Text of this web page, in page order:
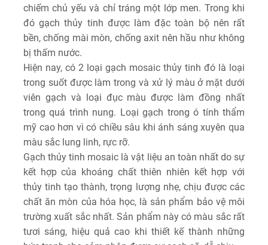
chiếm chủ yếu và chỉ tráng một lớp men. Trong khi
đó gạch thủy tinh được làm đặc toàn bộ nên rất
bền, chống mài mòn, chống axit nên hầu như không
bị thấm nước.
Hiện nay, có 2 loại gạch mosaic thủy tinh đó là loại
trong suốt được làm trong và xử lý màu ở mặt dưới
viên gạch và loại đục màu được làm đồng nhất
trong quá trình nung. Loại gạch trong ó tính thẩm
mỹ cao hơn vì có chiều sâu khi ánh sáng xuyên qua
màu sắc lung linh, rực rỡ.
Gạch thủy tinh mosaic là vật liệu an toàn nhất do sự
kết hợp của khoáng chất thiên nhiên kết hợp với
thủy tinh tạo thành, trọng lượng nhẹ, chịu được các
chất ăn mòn của hóa học, là sản phẩm bảo vệ môi
trường xuất sắc nhất. Sản phẩm này có màu sắc rất
tươi sáng, hiệu quả cao khi thiết kế thành những